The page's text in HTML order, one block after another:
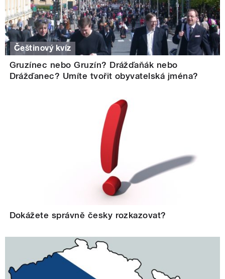
Češtinový kvíz
Gruzínec nebo Gruzín? Drážďaňák nebo
Drážďanec? Umíte tvořit obyvatelská jména?
Dokážete správně česky rozkazovat?